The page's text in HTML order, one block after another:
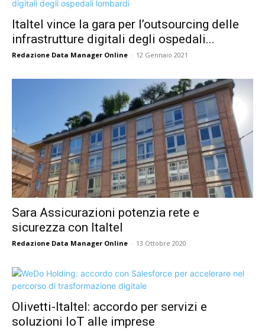
Italtel vince la gara per l’outsourcing delle
infrastrutture digitali degli ospedali...
Redazione Data Manager Online - 12 Gennaio 2021
Sara Assicurazioni potenzia rete e
sicurezza con Italtel
Redazione Data Manager Online - 13 Ottobre 2020
Olivetti-Italtel: accordo per servizi e
soluzioni IoT alle imprese